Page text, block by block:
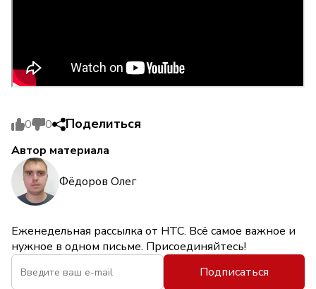
0 0 Поделиться
Автор материала
Фёдоров Олег
Еженедельная рассылка от НТС. Всё самое важное и
нужное в одном письме. Присоединяйтесь!
Подписаться